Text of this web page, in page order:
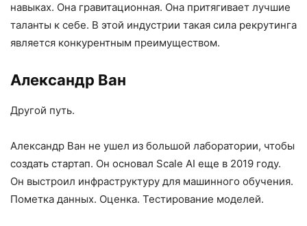
навыках. Она гравитационная. Она притягивает лучшие
таланты к себе. В этой индустрии такая сила рекрутинга
является конкурентным преимуществом.
Александр Ван
Другой путь.
Александр Ван не ушел из большой лаборатории, чтобы
создать стартап. Он основал Scale AI еще в 2019 году.
Он выстроил инфраструктуру для машинного обучения.
Пометка данных. Оценка. Тестирование моделей.